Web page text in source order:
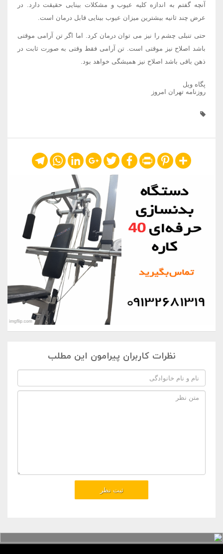
آنچه گفتم به اندازه کلیه عیوب و مشکلات بینایی حقیقت دارد. در
عرض چند ثانیه بیشترین میزان عیوب بینایی قابل درمان است.
حتی تنبلی چشم را نیز می توان درمان کرد. اما اگر تن آرامی موقتی
باشد اصلاح نیز موقتی است. تن آرامی فقط وقتی به صورت ثابت در
ذهن باقی باشد اصلاح نیز همیشگی خواهد بود.
پگاه ویل
روزنامه تهران امروز
Share
Pinterest
Print
Facebook
Twitter
Google+
LinkedIn
WhatsApp
Telegram
نظرات کاربران پیرامون این مطلب